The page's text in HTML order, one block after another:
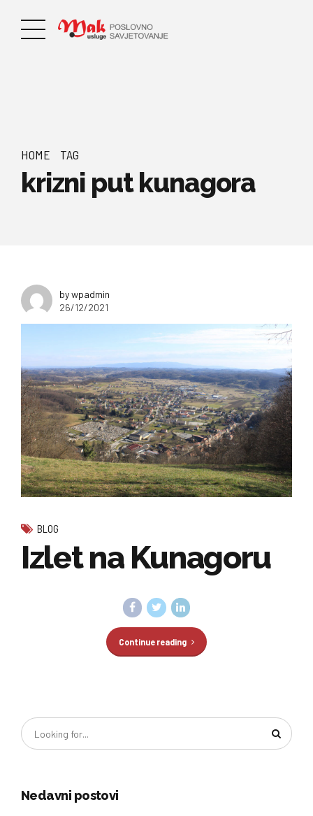
HOME TAG
krizni put kunagora
by wpadmin
26/12/2021
BLOG
Izlet na Kunagoru
Continue reading
Nedavni postovi